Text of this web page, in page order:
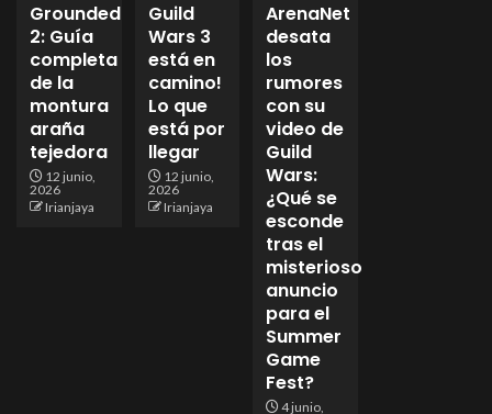
Grounded
2: Guía
completa
de la
montura
araña
tejedora
12 junio,
2026
Irianjaya
Guild
Wars 3
está en
camino!
Lo que
está por
llegar
12 junio,
2026
Irianjaya
ArenaNet
desata
los
rumores
con su
video de
Guild
Wars:
¿Qué se
esconde
tras el
misterioso
anuncio
para el
Summer
Game
Fest?
4 junio,